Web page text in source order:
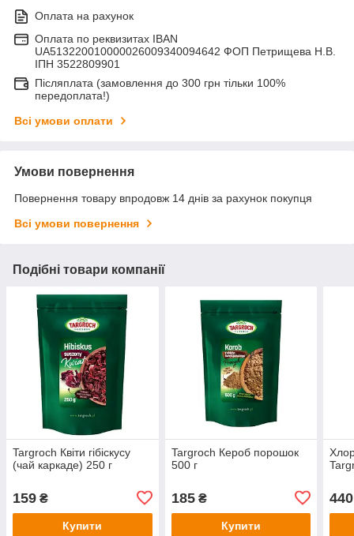
Оплата на рахунок
Оплата по реквизитах IBAN
UA513220010000026009340094642 ФОП Петрищева Н.В.
ІПН 3522809901
Післяплата (замовлення до 300 грн тільки 100%
передоплата!)
Всі умови оплати
Умови повернення
Повернення товару впродовж 14 днів за рахунок покупця
Всі умови повернення
Подібні товари компанії
Targroch Квіти гібіскусу
(чай каркаде) 250 г
159 ₴
Купити
Targroch Кероб порошок
500 г
185₴
Купити
440